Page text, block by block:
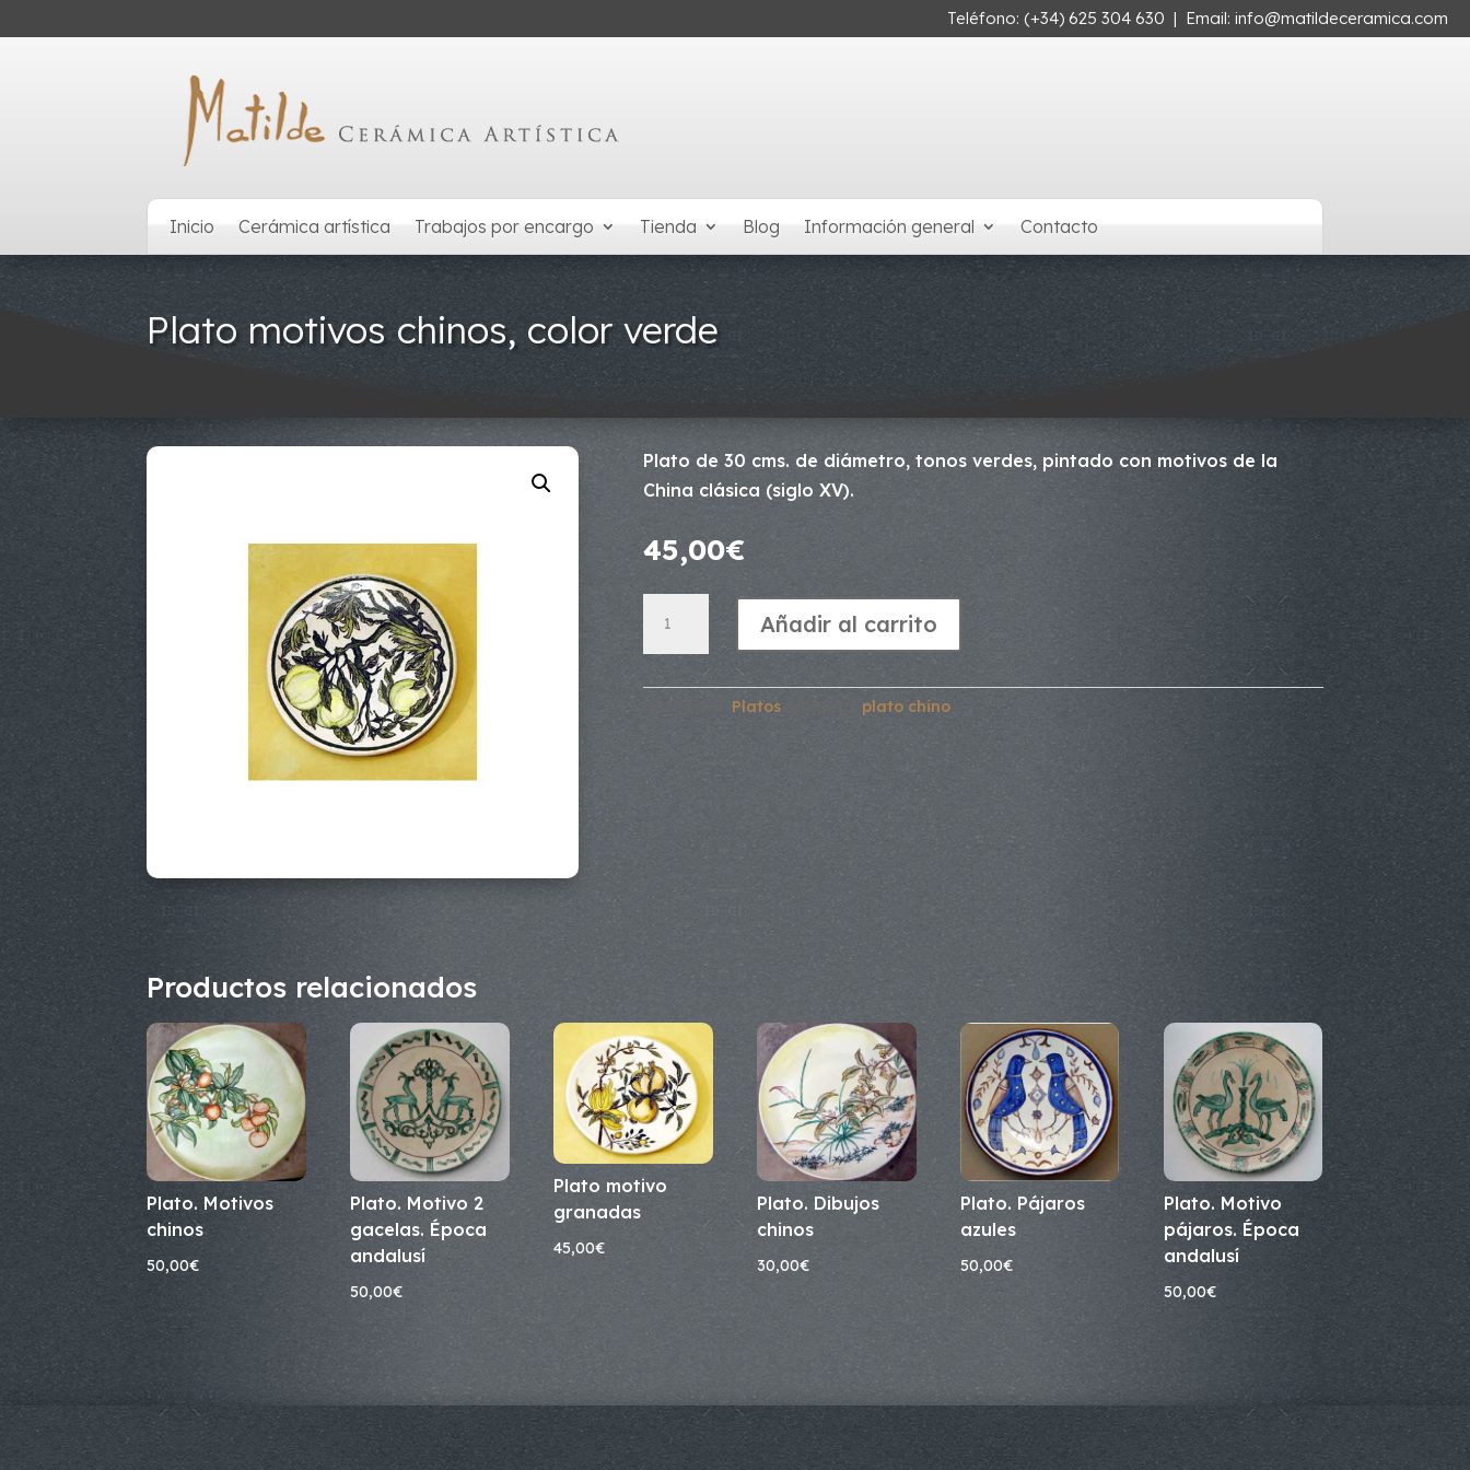
Teléfono: (+34) 625 304 630 | Email: info@matildeceramica.com
Inicio Cerámica artística Trabajos por encargo Tienda Blog Información general Contacto
Plato motivos chinos, color verde
Plato de 30 cms. de diámetro, tonos verdes, pintado con motivos de la
China clásica (siglo XV).
45,00€
motivos
chinos,
Añadir al carrito
Platos plato chino
Productos relacionados
Plato. Motivos
chinos
50,00€
Plato. Motivo 2
gacelas. Época
andalusí
50,00€
Plato motivo
granadas
45,00€
Plato. Dibujos
chinos
30,00€
Plato. Pájaros
azules
50,00€
Plato. Motivo
pájaros. Época
andalusí
50,00€